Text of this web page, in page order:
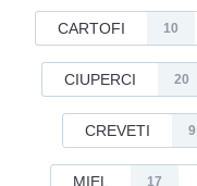
CARTOFI 10
CIUPERCI 20
CREVETI 9
MIEL 17